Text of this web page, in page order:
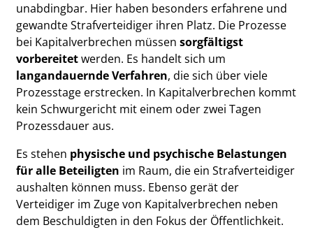
unabdingbar. Hier haben besonders erfahrene und
gewandte Strafverteidiger ihren Platz. Die Prozesse
bei Kapitalverbrechen müssen sorgfältigst
vorbereitetwerden. Es handelt sich um
langandauernde Verfahren, die sich über viele
Prozesstage erstrecken. In Kapitalverbrechen kommt
kein Schwurgericht mit einem oder zwei Tagen
Prozessdauer aus.
Es stehen physische und psychische Belastungen
für alle Beteiligten im Raum, die ein Strafverteidiger
aushalten können muss. Ebenso gerät der
Verteidiger im Zuge von Kapitalverbrechen neben
dem Beschuldigten in den Fokus der Öffentlichkeit.